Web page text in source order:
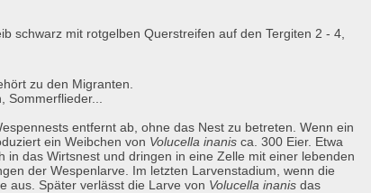
schwarz mit rotgelben Querstreifen auf den Tergiten 2 - 4,
zu den Migranten.
entfernt ab, ohne das Nest zu betreten. Wenn ein
ein Weibchen von Volucella inanis ca. 300 Eier. Etwa
das Wirtsnest und dringen in eine Zelle mit einer lebenden
der Wespenlarve. Im letzten Larvenstadium, wenn die
aus. Später verlässt die Larve von Volucella inanis das